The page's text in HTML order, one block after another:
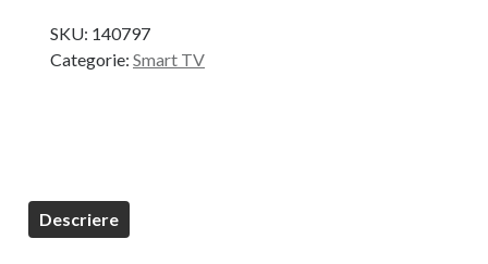
a
fost:
SKU: 140797
Categorie: Smart TV
Descriere